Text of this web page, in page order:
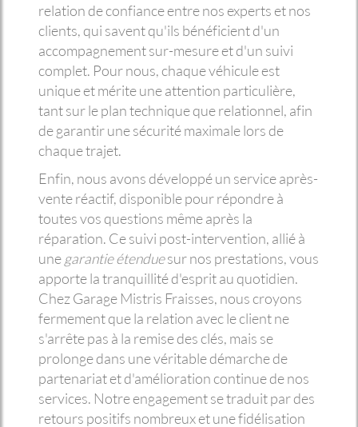
relation de confiance entre nos experts et nos
clients, qui savent qu'ils bénéficient d'un
accompagnement sur-mesure et d'un suivi
complet. Pour nous, chaque véhicule est
unique et mérite une attention particulière,
tant sur le plan technique que relationnel, afin
de garantir une sécurité maximale lors de
chaque trajet.
Enfin, nous avons développé un service après-
vente réactif, disponible pour répondre à
toutes vos questions même après la
réparation. Ce suivi post-intervention, allié à
une garantie étenduesur nos prestations, vous
apporte la tranquillité d'esprit au quotidien.
Chez Garage Mistris Fraisses, nous croyons
fermement que la relation avec le client ne
s'arrête pas à la remise des clés, mais se
prolonge dans une véritable démarche de
partenariat et d'amélioration continue de nos
services. Notre engagement se traduit par des
retours positifs nombreux et une fidélisation